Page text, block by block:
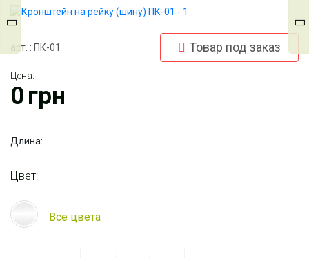
арт. : ПК-01 Товар под заказ
Цена:
0грн
Длина:
Цвет:
Все цвета